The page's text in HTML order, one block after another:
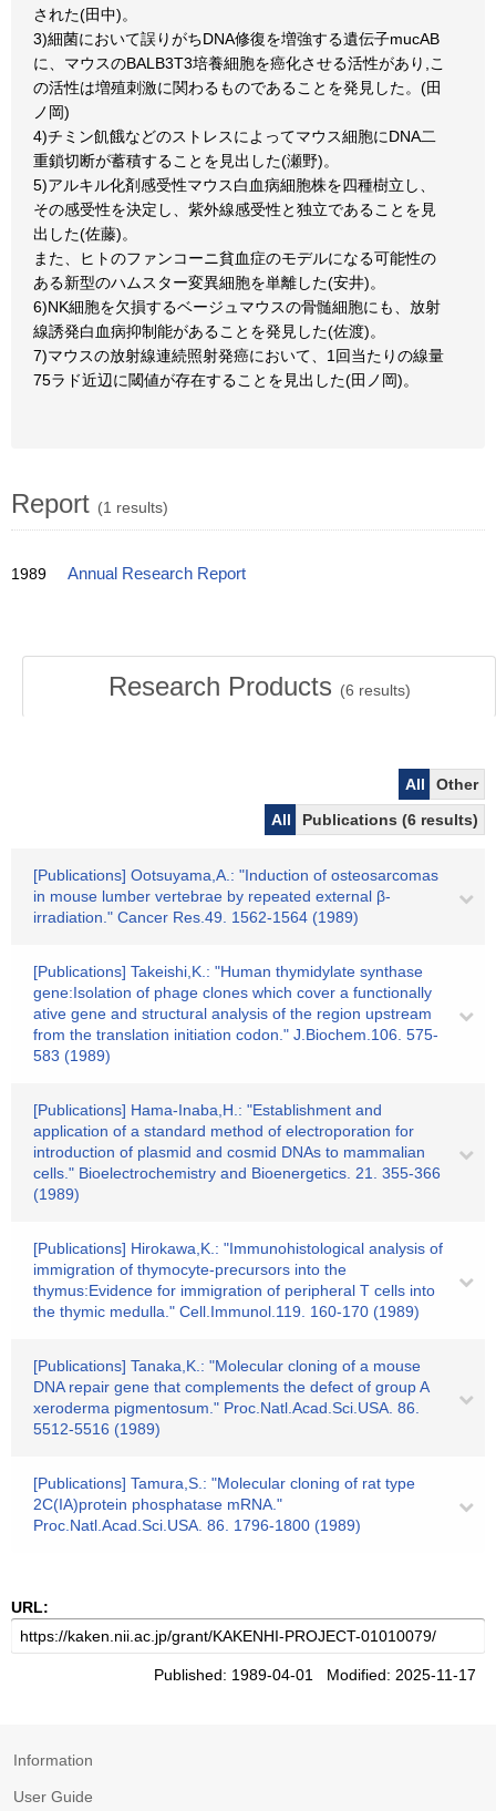
された(田中)。
3)細菌において誤りがちDNA修復を増強する遺伝子mucAB
に、マウスのBALB3T3培養細胞を癌化させる活性があり,こ
の活性は増殖刺激に関わるものであることを発見した。(田
ノ岡)
4)チミン飢餓などのストレスによってマウス細胞にDNA二
重鎖切断が蓄積することを見出した(瀬野)。
5)アルキル化剤感受性マウス白血病細胞株を四種樹立し、
その感受性を決定し、紫外線感受性と独立であることを見
出した(佐藤)。
また、ヒトのファンコーニ貧血症のモデルになる可能性の
ある新型のハムスター変異細胞を単離した(安井)。
6)NK細胞を欠損するベージュマウスの骨髄細胞にも、放射
線誘発白血病抑制能があることを発見した(佐渡)。
7)マウスの放射線連続照射発癌において、1回当たりの線量
75ラド近辺に閾値が存在することを見出した(田ノ岡)。
Report (1 results)
1989 Annual Research Report
Research Products (6 results)
All
Other
All
Publications (6 results)
[Publications] Ootsuyama,A.: "Induction of osteosarcomas
in mouse lumber vertebrae by repeated external β-
irradiation." Cancer Res.49. 1562-1564 (1989)
[Publications] Takeishi,K.: "Human thymidylate synthase
gene:Isolation of phage clones which cover a functionally
ative gene and structural analysis of the region upstream
from the translation initiation codon." J.Biochem.106. 575-
583 (1989)
[Publications] Hama-Inaba,H.: "Establishment and
application of a standard method of electroporation for
introduction of plasmid and cosmid DNAs to mammalian
cells." Bioelectrochemistry and Bioenergetics. 21. 355-366
(1989)
[Publications] Hirokawa,K.: "Immunohistological analysis of
immigration of thymocyte-precursors into the
thymus:Evidence for immigration of peripheral T cells into
the thymic medulla." Cell.Immunol.119. 160-170 (1989)
[Publications] Tanaka,K.: "Molecular cloning of a mouse
DNA repair gene that complements the defect of group A
xeroderma pigmentosum." Proc.Natl.Acad.Sci.USA. 86.
5512-5516 (1989)
[Publications] Tamura,S.: "Molecular cloning of rat type
2C(IA)protein phosphatase mRNA."
Proc.Natl.Acad.Sci.USA. 86. 1796-1800 (1989)
URL:
Published: 1989-04-01 Modified: 2025-11-17
Information
User Guide